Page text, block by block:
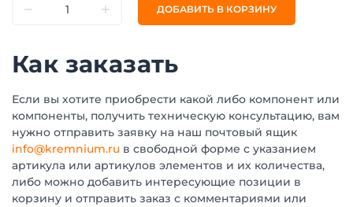
ДОБАВИТЬ В КОРЗИНУ
Как заказать
Если вы хотите приобрести какой либо компонент или
компоненты, получить техническую консультацию, вам
нужно отправить заявку на наш почтовый ящик
info@kremnium.ru в свободной форме с указанием
артикула или артикулов элементов и их количества,
либо можно добавить интересующие позиции в
корзину и отправить заказ с комментариями или